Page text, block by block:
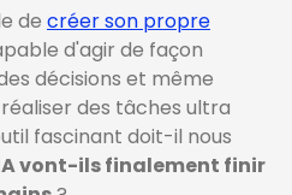
de créer son propre
d'agir de façon
décisions et même
des tâches ultra
fascinant doit-il nous
vont-ils finalement finir